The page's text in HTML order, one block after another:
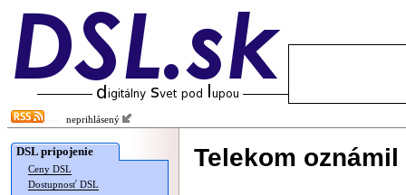
neprihlásený
DSL pripojenie
Ceny DSL
Dostupnosť DSL
Telekom